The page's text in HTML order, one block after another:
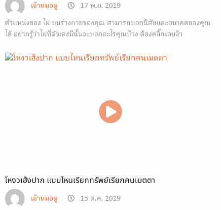
เจ้าหมอดู
17 พ.ย. 2019
ตำแหน่งของ ไฝ บนร่างกายของคุณ สามารถบอกนิสัยและอนาคตของคุณ
ได้ อยากรู้ว่าไฝที่ตัวเองมีนั้นจะบอกอะไรคุณบ้าง ต้องคลิ๊กเลยจ้า
โหงวเฮ้งปาก แบบไหนเรียกทรัพย์เรียกคนเมตตา
เจ้าหมอดู
15 ต.ค. 2019